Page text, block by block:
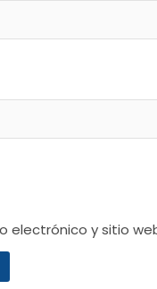
electrónico y sitio